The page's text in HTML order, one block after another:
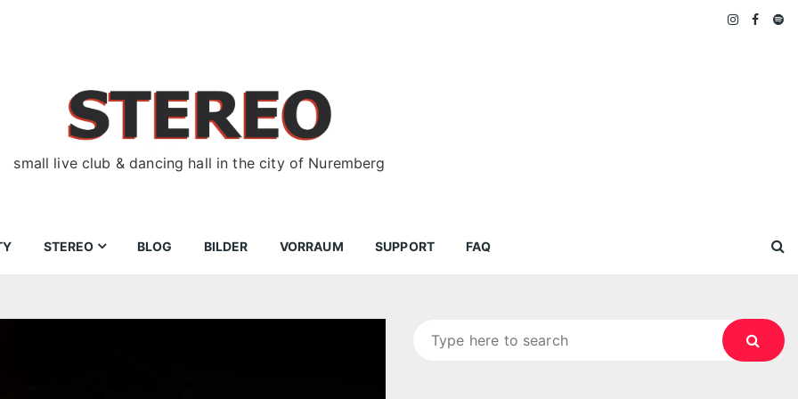
small live club & dancing hall in the city of Nuremberg
STEREO BLOG BILDER VORRAUM SUPPORT FAQ
for: